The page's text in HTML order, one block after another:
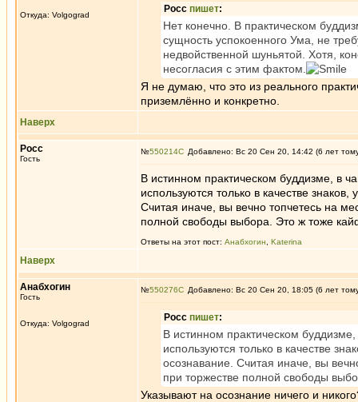
Откуда: Volgograd
Росс пишет:
Нет конечно. В практическом
сущность успокоенного Ума, не
недвойственной шуньятой. Хотя,
несогласия с этим фактом.
Я не думаю, что это из реального
приземлённо и конкретно.
Наверх
Росс
Гость
№550214 Добавлено: Вс 20 Сен 20, 14:42 (6 лет
В истинном практическом буддизме, в
используются только в качестве
Считая иначе, вы вечно топчетесь на
полной свободы выбора. Это ж тоже
Ответы на этот пост: Анабхогин Katerina
Наверх
Анабхогин
Гость
Откуда: Volgograd
№550276 Добавлено: Вс 20 Сен 20, 18:05 (6 лет
Росс пишет:
В истинном практическом
используются только в качестве
осознавание. Считая иначе, вы
при торжестве полной свободы
Указывают на осознание ничего и